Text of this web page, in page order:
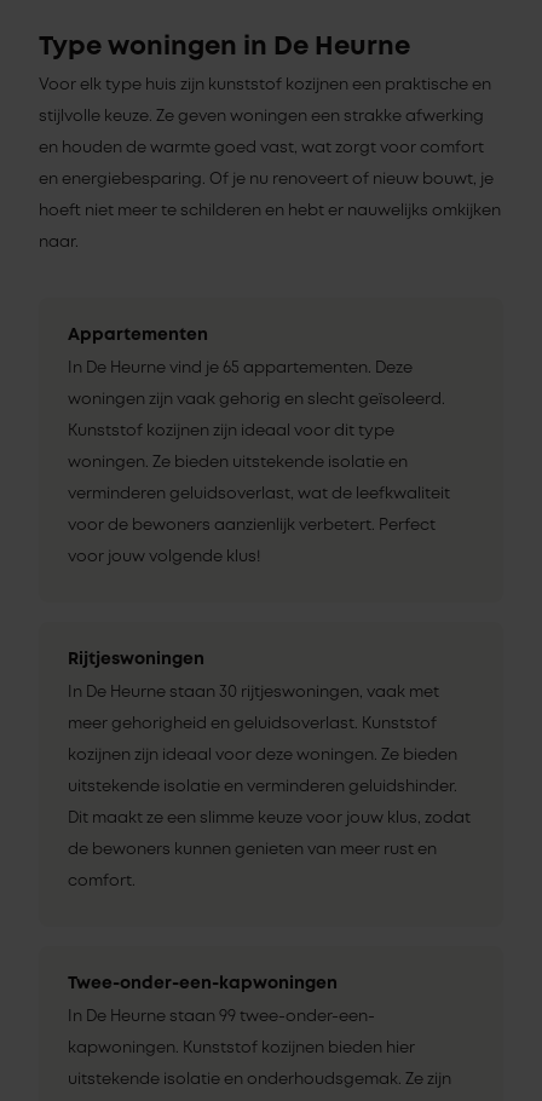
Type woningen in De Heurne
Voor elk type huis zijn kunststof kozijnen een praktische en
stijlvolle keuze. Ze geven woningen een strakke afwerking
en houden de warmte goed vast, wat zorgt voor comfort
en energiebesparing. Of je nu renoveert of nieuw bouwt, je
hoeft niet meer te schilderen en hebt er nauwelijks omkijken
naar.
Appartementen
In De Heurne vind je 65 appartementen. Deze
woningen zijn vaak gehorig en slecht geïsoleerd.
Kunststof kozijnen zijn ideaal voor dit type
woningen. Ze bieden uitstekende isolatie en
verminderen geluidsoverlast, wat de leefkwaliteit
voor de bewoners aanzienlijk verbetert. Perfect
voor jouw volgende klus!
Rijtjeswoningen
In De Heurne staan 30 rijtjeswoningen, vaak met
meer gehorigheid en geluidsoverlast. Kunststof
kozijnen zijn ideaal voor deze woningen. Ze bieden
uitstekende isolatie en verminderen geluidshinder.
Dit maakt ze een slimme keuze voor jouw klus, zodat
de bewoners kunnen genieten van meer rust en
comfort.
Twee-onder-een-kapwoningen
In De Heurne staan 99 twee-onder-een-
kapwoningen. Kunststof kozijnen bieden hier
uitstekende isolatie en onderhoudsgemak. Ze zijn